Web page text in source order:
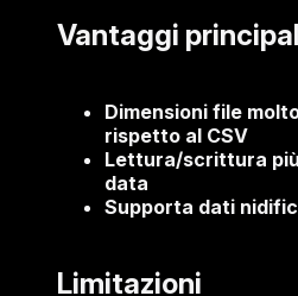
Vantaggi
Dimensioni file
rispetto al CSV
Lettura/scrittura
data
Supporta dati
Limitazioni